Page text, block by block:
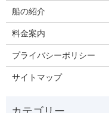
船の紹介
料金案内
プライバシーポリシー
サイトマップ